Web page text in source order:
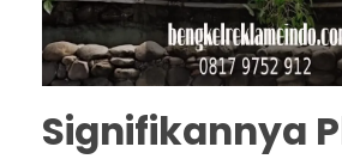
Signifikannya